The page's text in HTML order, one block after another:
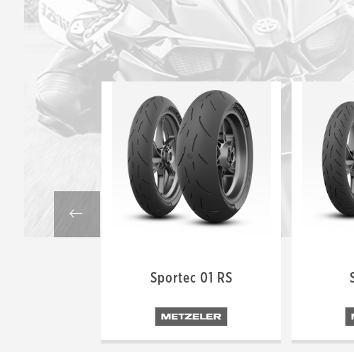
Sportec 01 RS